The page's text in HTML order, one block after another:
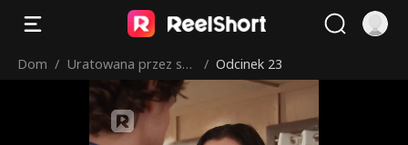
Dom / Uratowana przez sek
sownego farmera
/ Odcinek 23